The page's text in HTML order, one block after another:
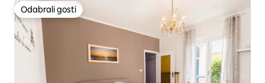
Odabrali gosti
Odabrali gosti